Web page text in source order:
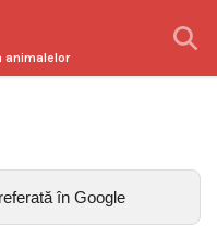
animalelor
în Google